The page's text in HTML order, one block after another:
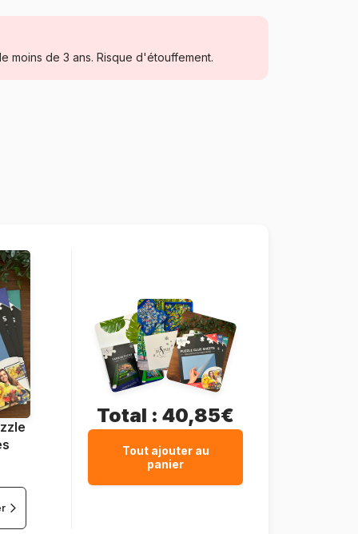
Puzzles - Déco et Objets
moins de 3 ans. Risque d'étouffement.
Total : 40,85€
Tout ajouter au
panier